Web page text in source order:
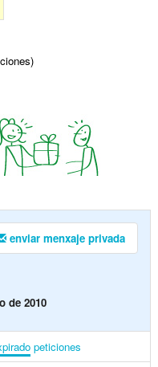
enviar menxaje privada
de 2010
peticiones